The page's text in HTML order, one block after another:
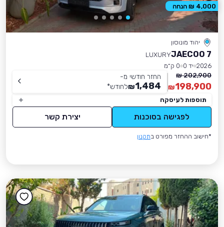
יהוד מונוסון
JAECOO 7
LUXURY
2026 יד 0
0 ק״מ
202,900 ₪
198,900
₪
החזר חודשי מ-
1,484
₪לחודש*
תוספות לעיסקה
לפגישה בסוכנות יצירת קשר
*חישוב ההחזר מפורט בתקנון
4,000 ₪ הנחה